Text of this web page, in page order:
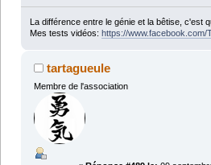
La différence entre le génie et la bêtise, c'est
Mes tests vidéos: https://www.facebook.com/
tartagueule
Membre de l'association